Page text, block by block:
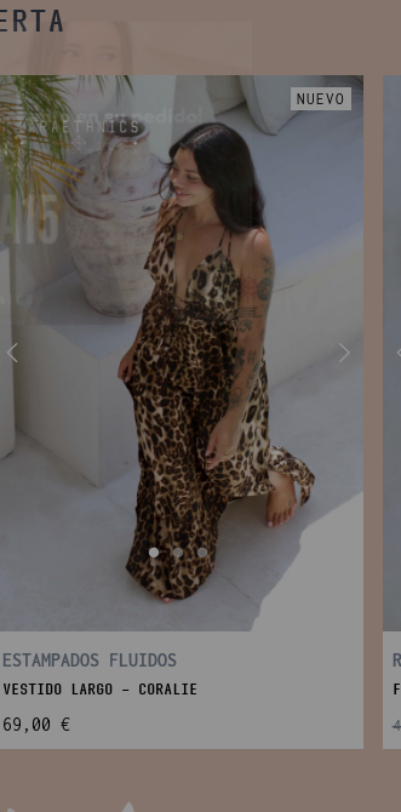
NUEVO
ESTAMPADOS FLUIDOS
VESTIDO LARGO - CORALIE
69,00 €